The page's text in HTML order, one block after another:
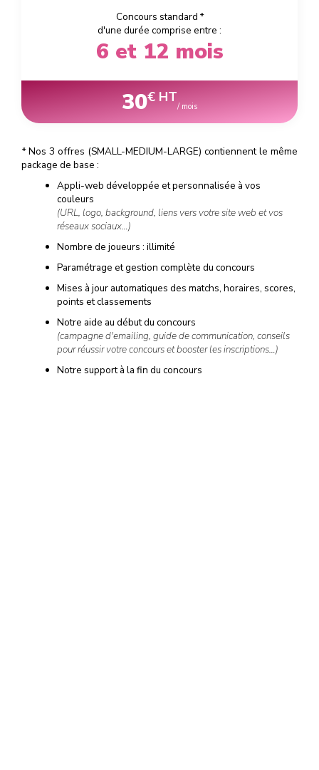
Concours standard *
d'une durée comprise entre :
6 et 12 mois
30€ HT
/ mois
*Nos 3 offres (SMALL-MEDIUM-LARGE) contiennent le même
package de base :
Appli-web développée et personnalisée à vos
couleurs
(URL, logo, background, liens vers votre site web et vos
réseaux sociaux…)
Nombre de joueurs : illimité
Paramétrage et gestion complète du concours
Mises à jour automatiques des matchs, horaires, scores,
points et classements
Notre aide au début du concours
(campagne d'emailing, guide de communication, conseils
pour réussir votre concours et booster les inscriptions…)
Notre support à la fin du concours